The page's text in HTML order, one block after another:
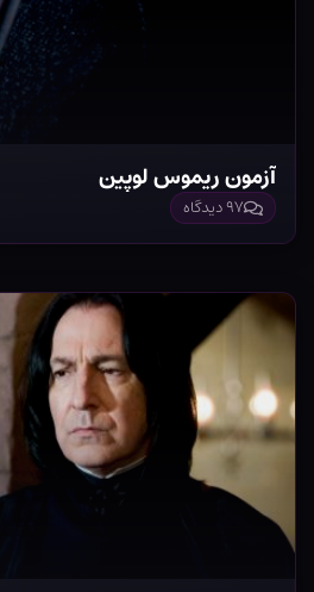
آزمون ریموس لوپین
۹۷ دیدگاه